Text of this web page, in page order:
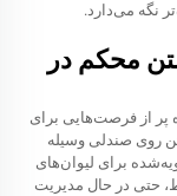
نگه می‌دارد.
محکم در
از فرصت‌هایی برای
روی صندلی وسیله
برای لیوان‌های
حتی در حال مدیریت